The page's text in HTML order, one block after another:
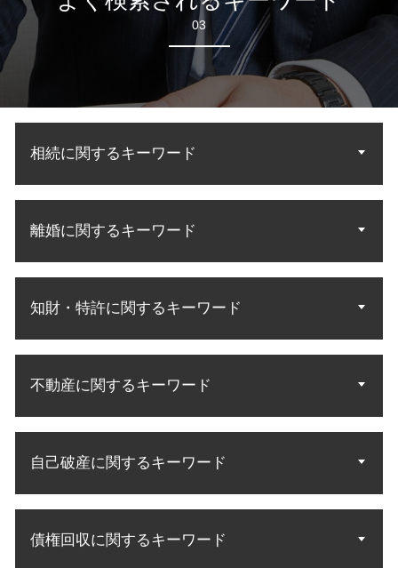
03
相続に関するキーワード
法定相続分 割合
遺産分割 法定相続
相続 遺産分割協議
遺言執行者 相続人
相続分 請求
遺言執行者 遺産分割協議
民法 法定相続人
遺言 遺産分割
相続 財産調査
離婚に関するキーワード
協議離婚 調停離婚
不倫の慰謝料請求
別居 子供 面会
調停 進め方
離婚 調停員
離婚 調停 親権
不倫 慰謝料請求 無料相談
知財・特許に関するキーワード
特許権 侵害訴訟
発明 特許 条件
特許庁 商標
知財 資格 弁理士
特許 意匠
不動産に関するキーワード
不動産トラブル 賃貸
借地借家法 立ち退き
中古マンション トラブル
自己破産に関するキーワード
自己破産 手続開始決定
債権回収に関するキーワード